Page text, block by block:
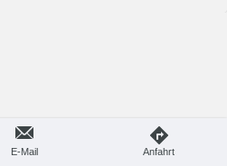
E-Mail Anfahrt